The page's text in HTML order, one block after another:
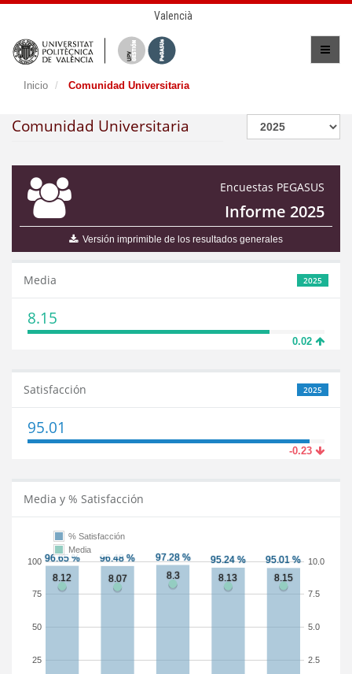
Valencià
Inicio Comunidad Universitaria
Comunidad Universitaria
Encuestas PEGASUS
Informe 2025
Versión imprimible de los resultados generales
2025
Media
8.15
0.02
2025
Satisfacción
95.01
-0.23
Media y % Satisfacción
25
50
75
100
2.5
5.0
7.5
10.0
% Satisfacción
Media